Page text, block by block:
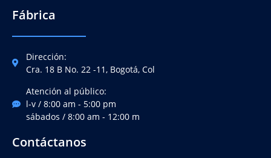
Fábrica
Dirección:
Cra. 18 B No. 22 -11, Bogotá, Col
Atención al público:
l-v / 8:00 am - 5:00 pm
sábados / 8:00 am - 12:00 m
Contáctanos